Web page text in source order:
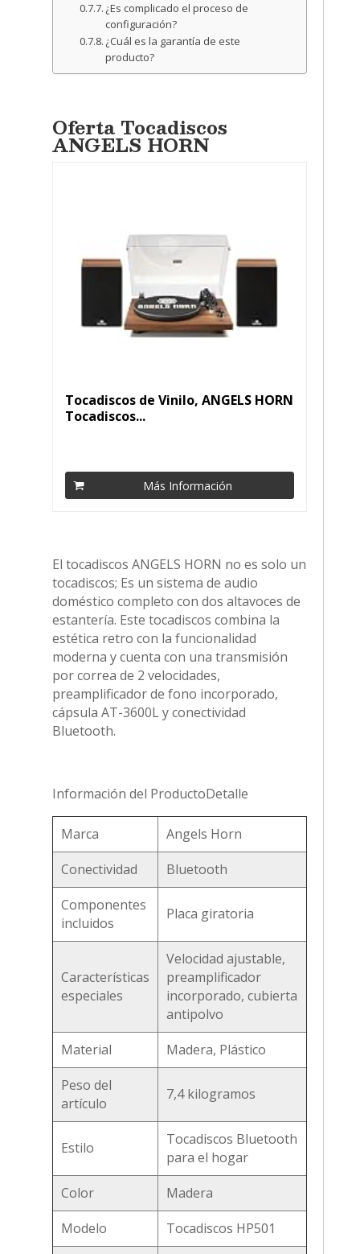
¿Es complicado el proceso de
configuración?
¿Cuál es la garantía de este
producto?
Oferta Tocadiscos
ANGELS HORN
Tocadiscos de Vinilo, ANGELS HORN
Tocadiscos...
Más Información
El tocadiscos ANGELS HORN no es solo un
tocadiscos; Es un sistema de audio
doméstico completo con dos altavoces de
estantería. Este tocadiscos combina la
estética retro con la funcionalidad
moderna y cuenta con una transmisión
por correa de 2 velocidades,
preamplificador de fono incorporado,
cápsula AT-3600L y conectividad
Bluetooth.
Información del ProductoDetalle
Marca
Angels Horn
Conectividad
Bluetooth
Componentes
incluidos
Placa giratoria
Características
especiales
Velocidad ajustable,
preamplificador
incorporado, cubierta
antipolvo
Material
Madera, Plástico
Peso del
artículo
7,4 kilogramos
Estilo
Tocadiscos Bluetooth
para el hogar
Color
Madera
Modelo
Tocadiscos HP501